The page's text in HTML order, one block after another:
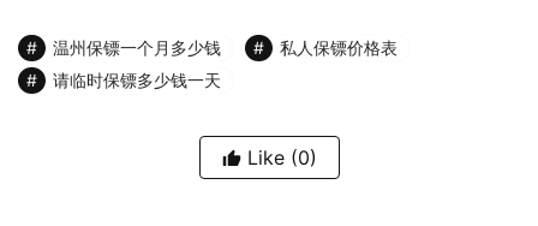
温州保镖一个月多少钱
私人保镖价格表
请临时保镖多少钱一天
Like (0)